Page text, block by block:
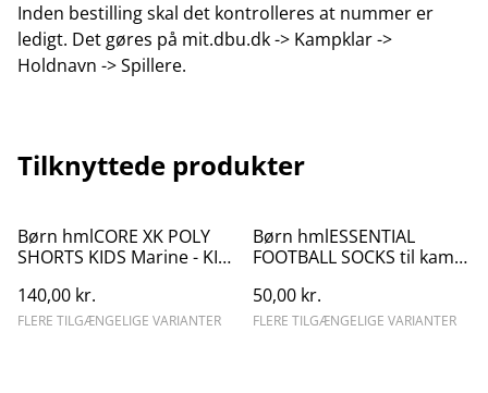
Inden bestilling skal det kontrolleres at nummer er
ledigt. Det gøres på mit.dbu.dk -> Kampklar ->
Holdnavn -> Spillere.
Tilknyttede produkter
Børn hmlCORE XK POLY
SHORTS KIDS Marine - KIF
140,00 kr.
FLERE TILGÆNGELIGE VARIANTER
Børn hmlESSENTIAL
FOOTBALL SOCKS til kamp
50,00 kr.
FLERE TILGÆNGELIGE VARIANTER